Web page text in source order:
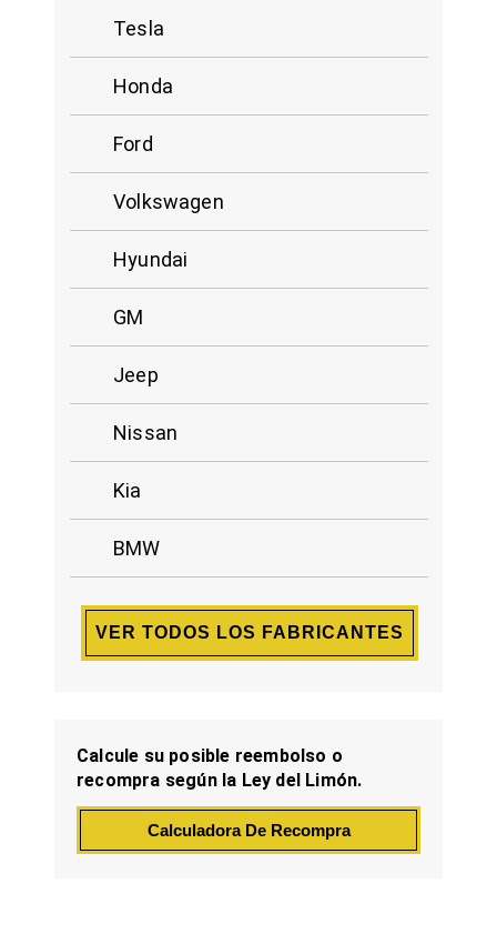
Tesla
Honda
Ford
Volkswagen
Hyundai
GM
Jeep
Nissan
Kia
BMW
VER TODOS LOS FABRICANTES
Calcule su posible reembolso o
recompra según la Ley del Limón.
Calculadora De Recompra